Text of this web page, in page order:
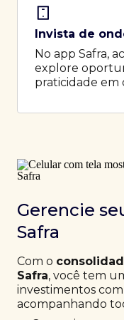
Invista de
No app Safra,
explore
praticidade
Gerencie
Safra
Com o
Safra, você tem
investimentos com
acompanhando